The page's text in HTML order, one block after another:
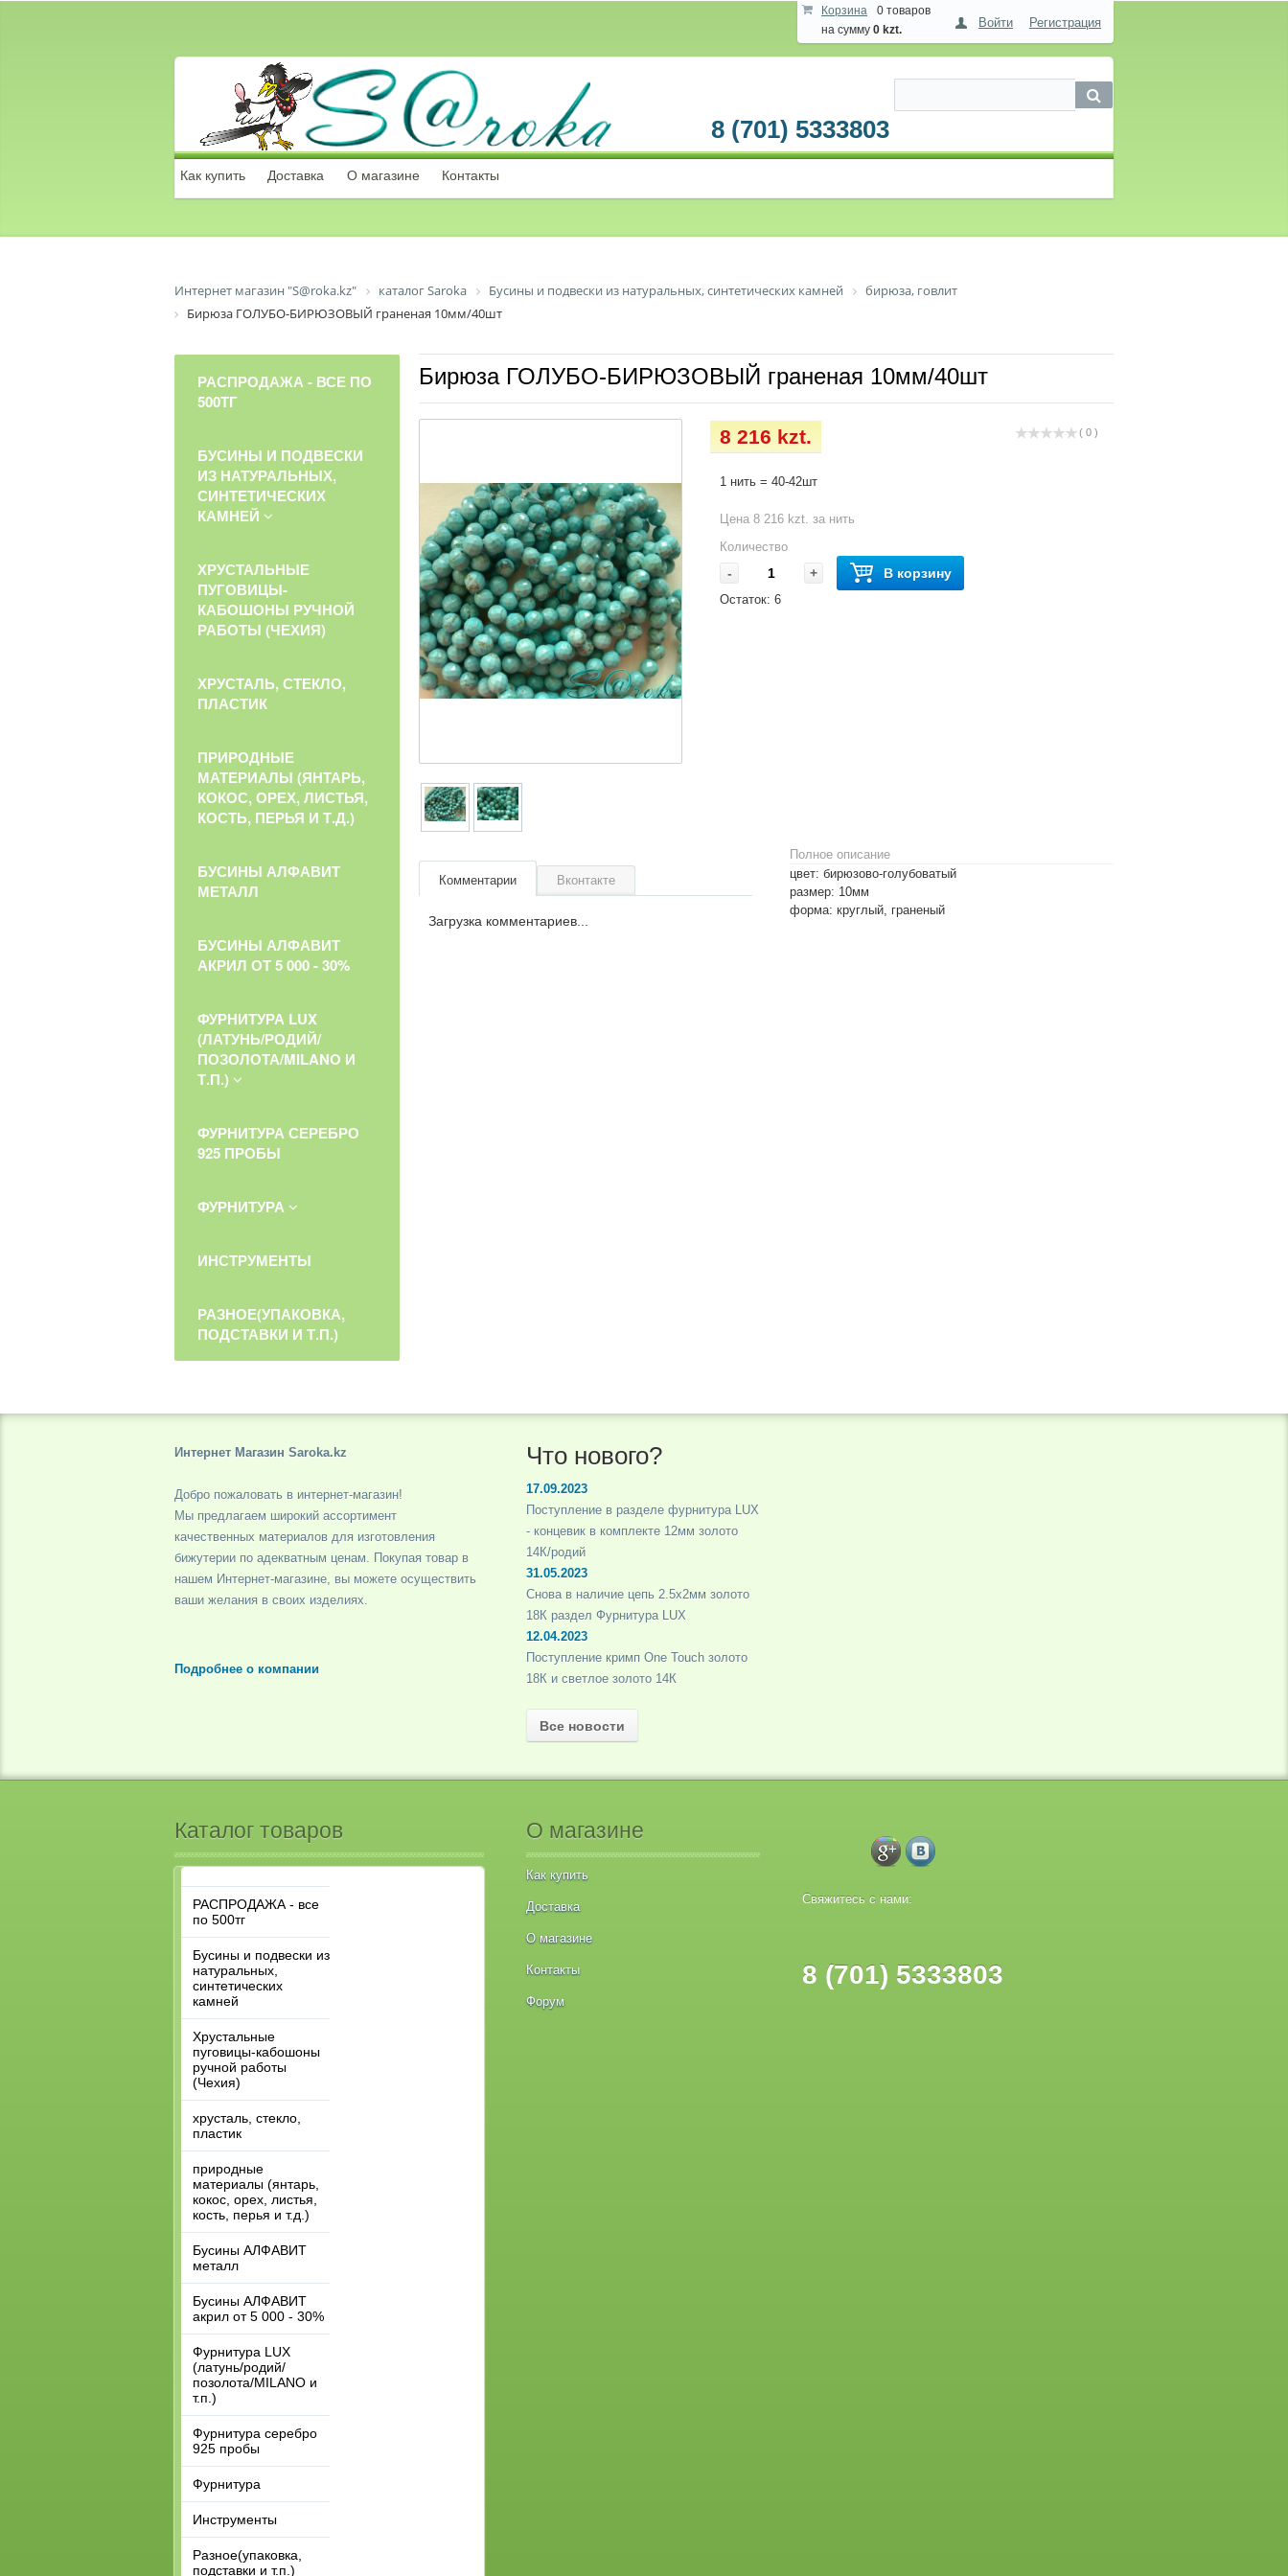
Корзина
0 товаров
на сумму 0 kzt. Войти Регистрация
8 (701) 5333803
Как купить Доставка О магазине Контакты
Интернет магазин "S@roka.kz" каталог Saroka Бусины и подвески из натуральных, синтетических камней
бирюза, говлит
Бирюза ГОЛУБО-БИРЮЗОВЫЙ граненая 10мм/40шт
Бирюза ГОЛУБО-БИРЮЗОВЫЙ граненая 10мм/40шт
( 0 )
8 216 kzt.
1 нить = 40-42шт
Цена 8 216 kzt. за нить
Количество
- + В корзину
Остаток:6
Полное описание
цвет: бирюзово-голубоватый
размер: 10мм
форма: круглый, граненый
Комментарии Вконтакте
Загрузка комментариев...
РАСПРОДАЖА - ВСЕ ПО
500ТГ
БУСИНЫ И ПОДВЕСКИ
ИЗ НАТУРАЛЬНЫХ,
СИНТЕТИЧЕСКИХ
КАМНЕЙ
ХРУСТАЛЬНЫЕ
ПУГОВИЦЫ-
КАБОШОНЫ РУЧНОЙ
РАБОТЫ (ЧЕХИЯ)
ХРУСТАЛЬ, СТЕКЛО,
ПЛАСТИК
ПРИРОДНЫЕ
МАТЕРИАЛЫ (ЯНТАРЬ,
КОКОС, ОРЕХ, ЛИСТЬЯ,
КОСТЬ, ПЕРЬЯ И Т.Д.)
БУСИНЫ АЛФАВИТ
МЕТАЛЛ
БУСИНЫ АЛФАВИТ
АКРИЛ ОТ 5 000 - 30%
ФУРНИТУРА LUX
(ЛАТУНЬ/РОДИЙ/
ПОЗОЛОТА/MILANO И
Т.П.)
ФУРНИТУРА СЕРЕБРО
925 ПРОБЫ
ФУРНИТУРА
ИНСТРУМЕНТЫ
РАЗНОЕ(УПАКОВКА,
ПОДСТАВКИ И Т.П.)
Интернет Магазин Saroka.kz
Добро пожаловать в интернет-магазин!
Мы предлагаем широкий ассортимент
качественных материалов для изготовления
бижутерии по адекватным ценам. Покупая товар в
нашем Интернет-магазине, вы можете осуществить
ваши желания в своих изделиях.
Подробнее о компании
Что нового?
17.09.2023
Поступление в разделе фурнитура LUX
- концевик в комплекте 12мм золото
14К/родий
31.05.2023
Снова в наличие цепь 2.5х2мм золото
18К раздел Фурнитура LUX
12.04.2023
Поступление кримп One Touch золото
18К и светлое золото 14К
Все новости
Каталог товаров
РАСПРОДАЖА - все
по 500тг
Бусины и подвески из
натуральных,
синтетических
камней
Хрустальные
пуговицы-кабошоны
ручной работы
(Чехия)
хрусталь, стекло,
пластик
природные
материалы (янтарь,
кокос, орех, листья,
кость, перья и т.д.)
Бусины АЛФАВИТ
металл
Бусины АЛФАВИТ
акрил от 5 000 - 30%
Фурнитура LUX
(латунь/родий/
позолота/MILANO и
т.п.)
Фурнитура серебро
925 пробы
Фурнитура
Инструменты
Разное(упаковка,
подставки и т.п.)
О магазине
Как купить
Доставка
О магазине
Контакты
Форум
Свяжитесь с нами:
8 (701) 5333803